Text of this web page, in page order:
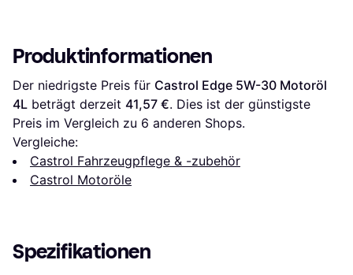
Produktinformationen
Der niedrigste Preis für Castrol Edge 5W-30 Motoröl
4L beträgt derzeit 41,57 €. Dies ist der günstigste
Preis im Vergleich zu 6 anderen Shops.
Vergleiche:
Castrol Fahrzeugpflege & -zubehör
Castrol Motoröle
Spezifikationen